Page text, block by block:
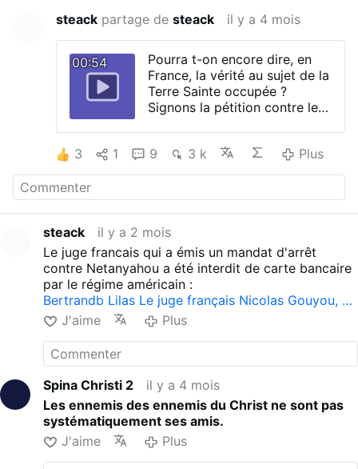
steack partage desteack il y a 4 mois
00:54
Pourra t-on encore dire, en
France, la vérité au sujet de la
Terre Sainte occupée ?
Signons la pétition contre le
droittardés du RN s'apprêtent
à voter :
loi Yadan - …
nationale.
"Oui, Israël est un état qui a
orchestré des expulsions
(comme durant la Nakba de
1947-1948), expulsions
encore perpétrées en 2025
en Cisjordanie contre des
Oui, la résistance
palestinienne contre
l'occupant israélien par tous
les moyens nécessaires est un
droit garanti par la résolution
des Nations Unies 2621 XXV
du 12 décembre 1970."
3 1 9 3 k Plus
steack
il y a 2 mois
Le juge francais qui a émis un mandat d'arrêt
contre Netanyahou a été interdit de carte bancaire
par le régime américain :
Bertrandb Lilas Le juge français Nicolas Gouyou, …
J'aime
Plus
Spina Christi 2
il y a 4 mois
Les ennemis des ennemis du Christ ne sont pas
systématiquement ses amis.
J'aime
Plus